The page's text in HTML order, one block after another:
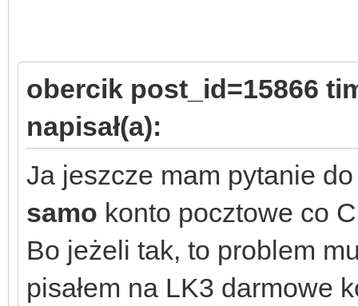
obercik post_id=15866
napisał(a):
Ja jeszcze mam pytanie
samo konto pocztowe co
Bo jeżeli tak, to problem
pisałem na LK3 darmowe